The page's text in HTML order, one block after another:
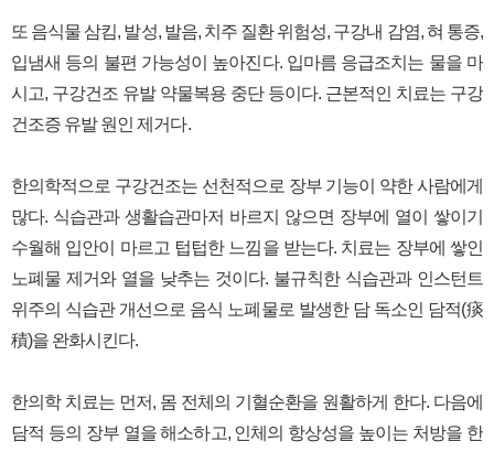
또 음식물 삼킴, 발성, 발음, 치주 질환 위험성, 구강내 감염, 혀 통증,
입냄새 등의 불편 가능성이 높아진다. 입마름 응급조치는 물을 마
시고, 구강건조 유발 약물복용 중단 등이다. 근본적인 치료는 구강
건조증 유발 원인 제거다.
한의학적으로 구강건조는 선천적으로 장부 기능이 약한 사람에게
많다. 식습관과 생활습관마저 바르지 않으면 장부에 열이 쌓이기
수월해 입안이 마르고 텁텁한 느낌을 받는다. 치료는 장부에 쌓인
노폐물 제거와 열을 낮추는 것이다. 불규칙한 식습관과 인스턴트
위주의 식습관 개선으로 음식 노폐물로 발생한 담 독소인 담적(痰
積)을 완화시킨다.
한의학 치료는 먼저, 몸 전체의 기혈순환을 원활하게 한다. 다음에
담적 등의 장부 열을 해소하고, 인체의 항상성을 높이는 처방을 한